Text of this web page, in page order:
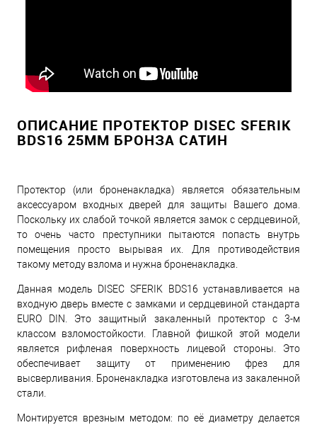
ОПИСАНИЕ ПРОТЕКТОР DISEC SFERIK
BDS16 25ММ БРОНЗА САТИН
Протектор (или броненакладка) является обязательным
аксессуаром входных дверей для защиты Вашего дома.
Поскольку их слабой точкой является замок с сердцевиной,
то очень часто преступники пытаются попасть внутрь
помещения просто вырывая их. Для противодействия
такому методу взлома и нужна броненакладка.
Данная модель DISEC SFERIK BDS16 устанавливается на
входную дверь вместе с замками и сердцевиной стандарта
EURO DIN. Это защитный закаленный протектор с 3-м
классом взломостойкости. Главной фишкой этой модели
является рифленая поверхность лицевой стороны. Это
обеспечивает защиту от применению фрез для
высверливания. Броненакладка изготовлена ​​из закаленной
стали.
Монтируется врезным методом: по её диаметру делается